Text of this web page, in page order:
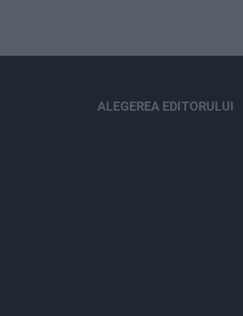
ALEGEREA EDITORULUI